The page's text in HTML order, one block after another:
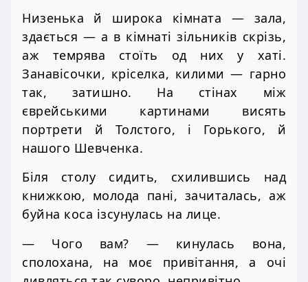
Низенька й широка кімната — зала,
здається — а в кімнаті зільників скрізь,
аж темрява стоїть од них у хаті.
Занавісочки, кріселка, килими — гарно
так, затишно. На стінах між
єврейськими картинами висять
портрети й Толстого, і Горького, й
нашого Шевченка.
Біля столу сидить, схилившись над
книжкою, молода пані, зачиталась, аж
буйна коса ізсунулась на лице.
— Чого вам? — кинулась вона,
сполохана, на моє привітання, а очі